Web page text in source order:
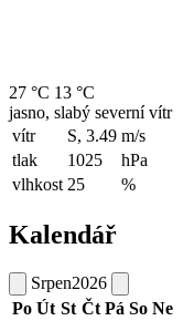
27 °C 13 °C
jasno, slabý severní vítr
vítr
S, 3.49 m/s
tlak
1025
hPa
vlhkost 25 %
Kalendář
Srpen2026
Po Út St Čt Pá So Ne